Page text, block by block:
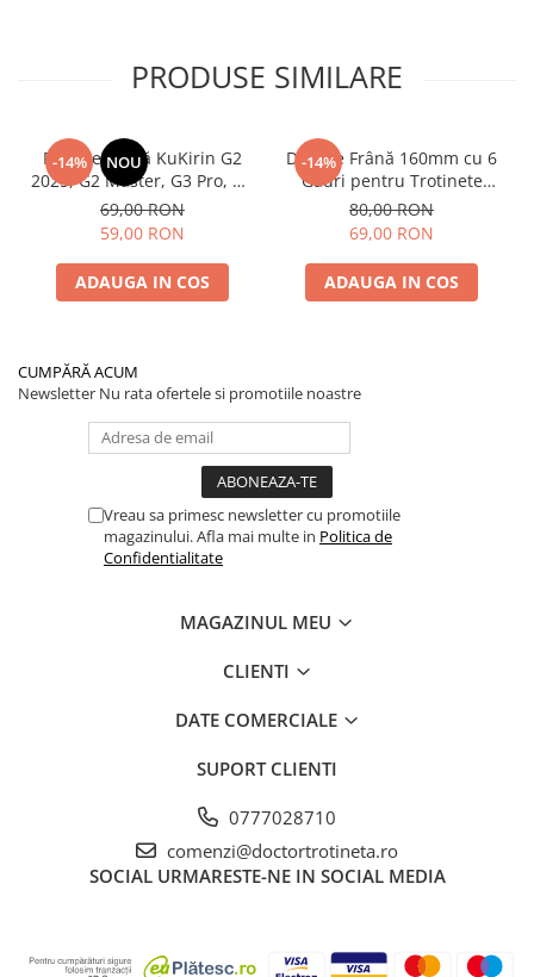
PRODUSE SIMILARE
-14% NOU
Plăcuțe Frână KuKirin G2
2025, G2 Master, G3 Pro, G4
– Set 2 Bucăți (Față sau
Spate) Premium
69,00 RON
59,00 RON
ADAUGA IN COS
-14%
Disc de Frână 160mm cu 6
Găuri pentru Trotinete
Electrice KuKirin G4 (Model
2025) și KuKirin G2 –
Performanță Premium
80,00 RON
69,00 RON
ADAUGA IN COS
CUMPĂRĂ ACUM
Newsletter Nu rata ofertele si promotiile noastre
Vreau sa primesc newsletter cu promotiile
magazinului. Afla mai multe in Politica de
Confidentialitate
MAGAZINUL MEU
CLIENTI
DATE COMERCIALE
SUPORT CLIENTI
0777028710
comenzi@doctortrotineta.ro
SOCIAL URMARESTE-NE IN SOCIAL MEDIA